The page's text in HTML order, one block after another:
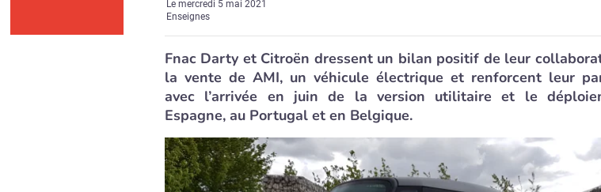
Lemercredi 5 mai 2021
Enseignes
Fnac Darty et Citroën dressent un bilan positif de leur
la vente de AMI, un véhicule électrique et renforcent leur
avec l’arrivée en juin de la version utilitaire et le
Espagne, au Portugal et en Belgique.